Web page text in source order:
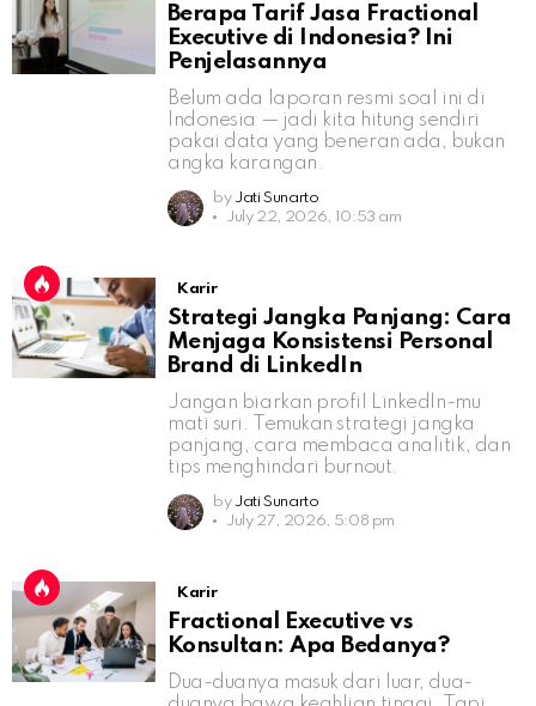
Berapa Tarif Jasa Fractional
Executive di Indonesia? Ini
Penjelasannya
Belum ada laporan resmi soal ini di
Indonesia — jadi kita hitung sendiri
pakai data yang beneran ada, bukan
angka karangan.
by Jati Sunarto
July 22, 2026, 10:53 am
Karir
Strategi Jangka Panjang: Cara
Menjaga Konsistensi Personal
Brand di LinkedIn
Jangan biarkan profil LinkedIn-mu
mati suri. Temukan strategi jangka
panjang, cara membaca analitik, dan
tips menghindari burnout.
by Jati Sunarto
July 27, 2026, 5:08 pm
Karir
Fractional Executive vs
Konsultan: Apa Bedanya?
Dua-duanya masuk dari luar, dua-